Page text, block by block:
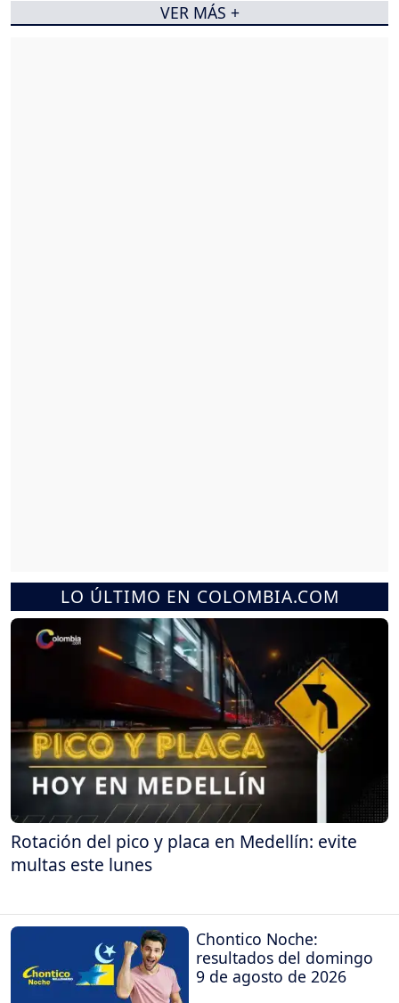
LO ÚLTIMO EN COLOMBIA.COM
Rotación del pico y placa en Medellín: evite
multas este lunes
Chontico Noche:
resultados del domingo
9 de agosto de 2026
VER MÁS +